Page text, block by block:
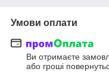
Умови оплати
Ви отримаєте
або гроші